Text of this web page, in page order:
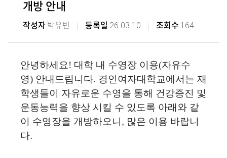
개방 안내
작성자 박유빈 등록일 26.03.10 조회수 164
안녕하세요! 대학 내 수영장 이용(자유수
영) 안내드립니다. 경인여자대학교에서는 재
학생들이 자유로운 수영을 통해 건강증진 및
운동능력을 향상 시킬 수 있도록 아래와 같
이 수영장을 개방하오니 , 많은 이용 바랍니
다.